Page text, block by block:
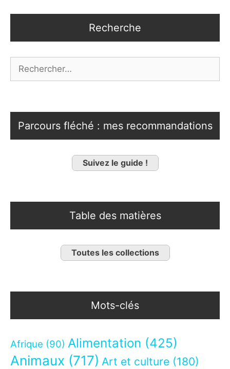
Recherche
Parcours fléché : mes recommandations
Suivez le guide !
Table des matières
Toutes les collections
Mots-clés
Afrique (90) Alimentation (425)
Animaux (717) Art et culture (180)